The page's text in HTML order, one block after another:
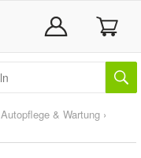
Autopflege & Wartung ›